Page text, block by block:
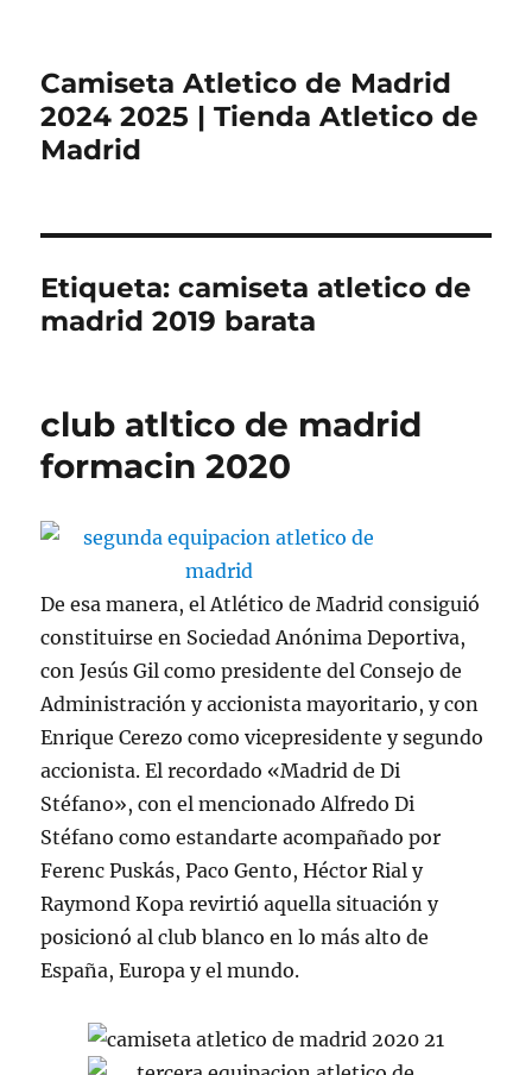
Camiseta Atletico de Madrid
2024 2025 | Tienda Atletico de
Madrid
Etiqueta:camiseta atletico de
madrid 2019 barata
club atltico de madrid
formacin 2020
De esa manera, el Atlético de Madrid consiguió
constituirse en Sociedad Anónima Deportiva,
con Jesús Gil como presidente del Consejo de
Administración y accionista mayoritario, y con
Enrique Cerezo como vicepresidente y segundo
accionista. El recordado «Madrid de Di
Stéfano», con el mencionado Alfredo Di
Stéfano como estandarte acompañado por
Ferenc Puskás, Paco Gento, Héctor Rial y
Raymond Kopa revirtió aquella situación y
posicionó al club blanco en lo más alto de
España, Europa y el mundo.